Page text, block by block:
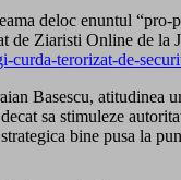
deloc enuntul
Ziaristi Online de
terorizat-de-
Basescu, atitudinea
sa stimuleze
bine pusa la